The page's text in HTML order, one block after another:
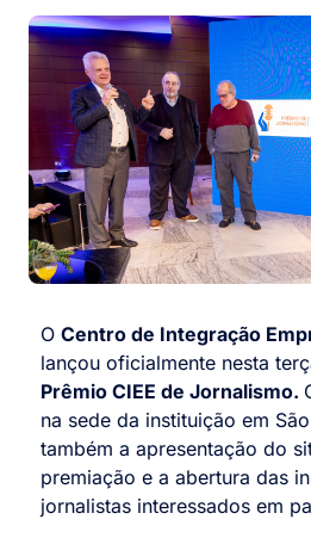
O Centro de Integração
lançou oficialmente nesta
Prêmio CIEE de Jornalismo.
na sede da instituição em
também a apresentação do
premiação e a abertura das
jornalistas interessados em